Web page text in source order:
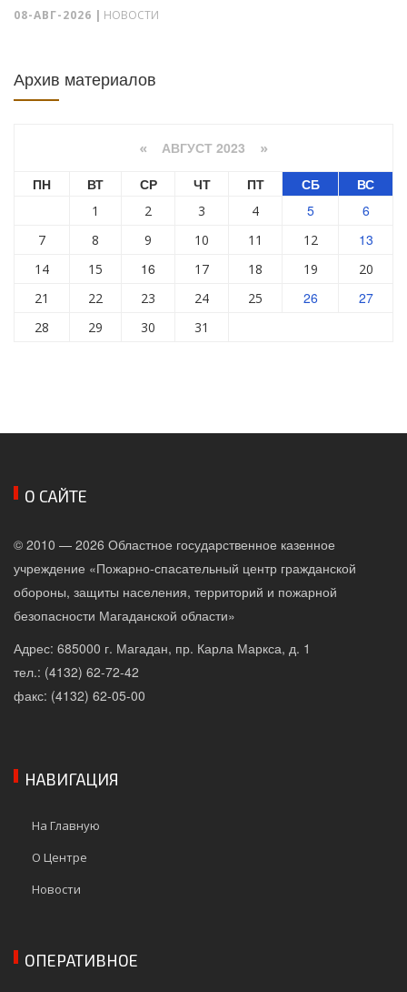
08-АВГ-2026 | НОВОСТИ
Архив материалов
« АВГУСТ 2023 »
ПН ВТ СР ЧТ ПТ СБ ВС
1 2 3 4 5 6
7 8 9 10 11 12 13
14 15 16 17 18 19
20
21
22 23 24 25 26 27
28 29 30 31
О САЙТЕ
© 2010 — 2026 Областное государственное казенное
учреждение «Пожарно-спасательный центр гражданской
обороны, защиты населения, территорий и пожарной
безопасности Магаданской области»
Адрес: 685000 г. Магадан, пр. Карла Маркса, д. 1
тел.: (4132) 62-72-42
факс: (4132) 62-05-00
НАВИГАЦИЯ
На Главную
О Центре
Новости
ОПЕРАТИВНОЕ